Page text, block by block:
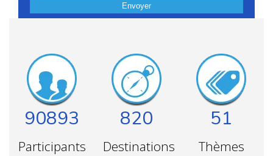
Envoyer
90893
Participants
820
Destinations
51
Thèmes